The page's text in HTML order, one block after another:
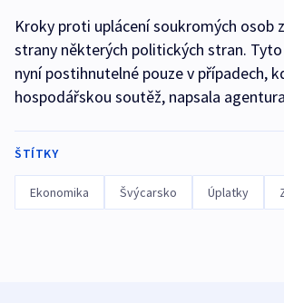
Kroky proti uplácení soukromých osob
strany některých politických stran.
nyní postihnutelné pouze v případech,
hospodářskou soutěž, napsala
ŠTÍTKY
Ekonomika Švýcarsko Úplatky